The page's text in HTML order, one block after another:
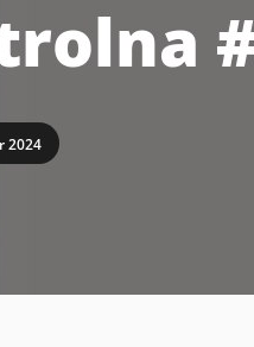
2024